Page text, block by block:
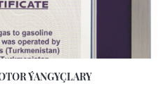
ÝANGYÇLARY